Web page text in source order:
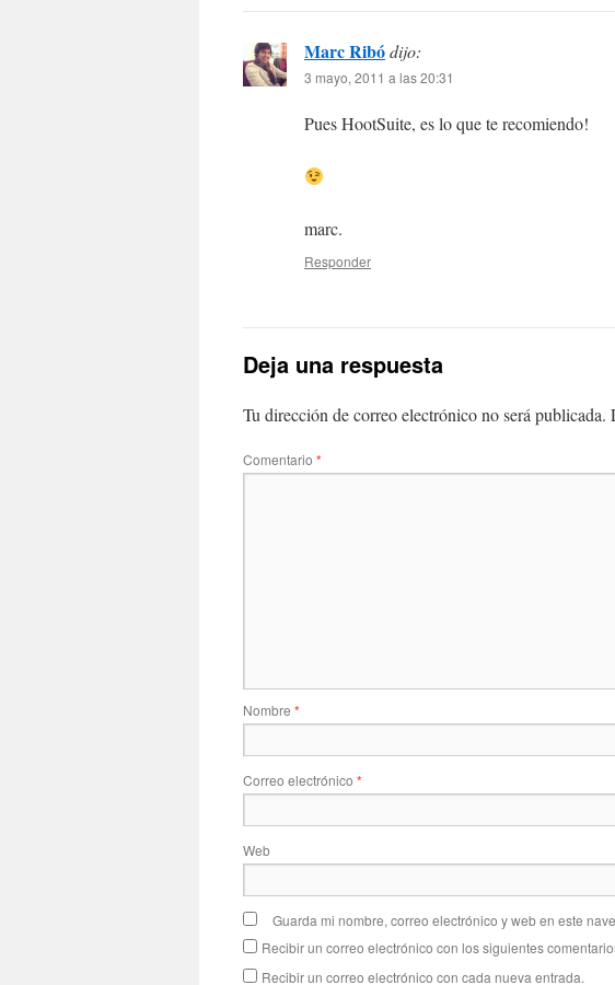
Marc Ribódijo:
3 mayo, 2011 a las 20:31
Pues HootSuite, es lo que te recomiendo!
marc.
Responder
Deja una respuesta
Tu dirección de correo electrónico no será publicada.
Comentario *
Nombre *
Correo electrónico *
Web
Guarda mi nombre, correo electrónico y web en este
Recibir un correo electrónico con los siguientes
Recibir un correo electrónico con cada nueva entrada.